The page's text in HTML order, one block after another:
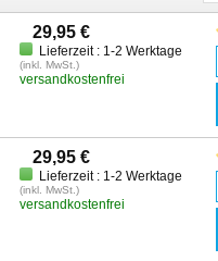
29,95 €
Lieferzeit : 1-2 Werktage
(inkl. MwSt.)
versandkostenfrei
29,95 €
Lieferzeit : 1-2 Werktage
(inkl. MwSt.)
versandkostenfrei